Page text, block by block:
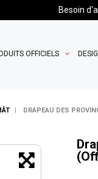
Besoin
OFFICIELS
DRAPEAU DES